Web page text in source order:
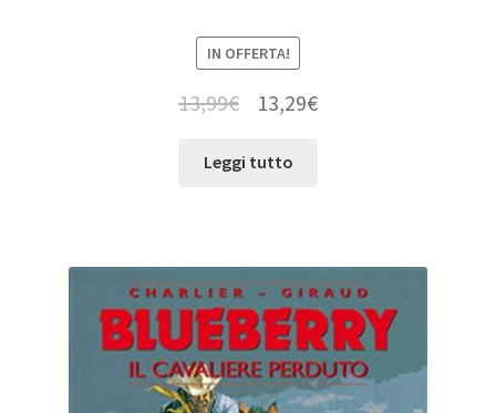
IN OFFERTA!
13,99€ 13,29€
Leggi tutto